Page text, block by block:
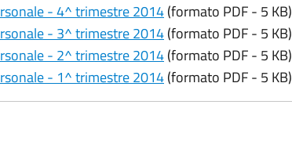
- 4^ trimestre 2014(formato PDF - 5 KB)
- 3^ trimestre 2014(formato PDF - 5 KB)
- 2^ trimestre 2014(formato PDF - 5 KB)
- 1^ trimestre 2014(formato PDF - 5 KB)